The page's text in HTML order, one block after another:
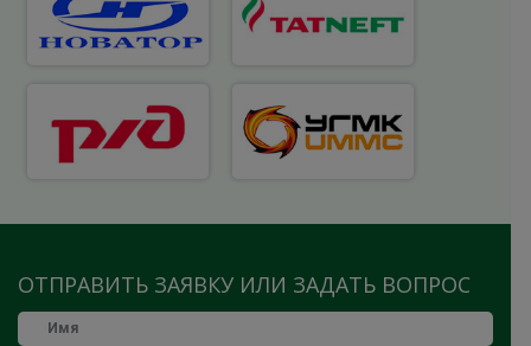
ОТПРАВИТЬ ЗАЯВКУ ИЛИ ЗАДАТЬ ВОПРОС